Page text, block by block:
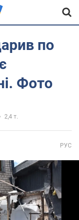
по
Фото
2,4 т.
РУС